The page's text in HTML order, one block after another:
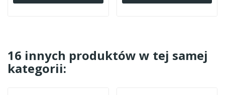
16 innych produktów w tej samej
kategorii: